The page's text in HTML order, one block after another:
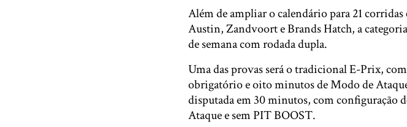
Além de ampliar o calendário para 21
Austin, Zandvoort e Brands Hatch, a
de semana com rodada dupla.
Uma das provas será o tradicional E-Prix,
obrigatório e oito minutos de Modo de
disputada em 30 minutos, com configuração
Ataque e sem PIT BOOST.